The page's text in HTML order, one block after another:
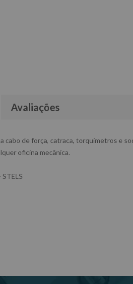
Avaliações
cabo de força, catraca, torquímetros e
oficina mecânica.